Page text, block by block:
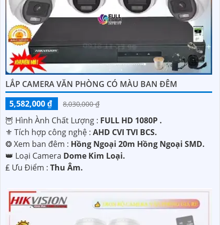
LẮP CAMERA VĂN PHÒNG CÓ MÀU BAN ĐÊM
5,582,000 ₫
8,030,000 ₫
🦉 Hình Ành Chất Lượng : FULL HD 1080P .
⚜️ Tích hợp công nghệ : AHD CVI TVI BCS.
❂ Xem ban đêm : Hồng Ngoại 20m Hồng Ngoại SMD.
👑 Loại Camera Dome Kim Loại.
️₤ Ưu Điểm : Thu Âm.